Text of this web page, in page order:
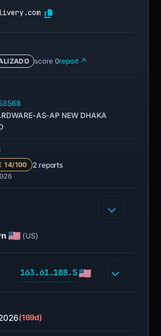
score 0report ↗
AS-AP NEW DHAKA
14/100 2 reports
(US)
163.61.188.5
(169d)